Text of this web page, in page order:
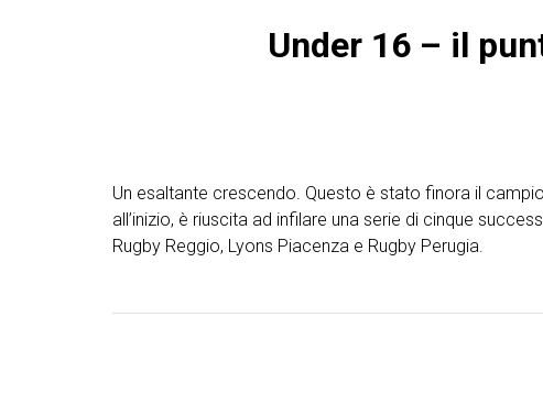
Under 16 – il
Un esaltante crescendo. Questo è stato finora il
all’inizio, è riuscita ad infilare una serie di cinque
Rugby Reggio, Lyons Piacenza e Rugby Perugia.